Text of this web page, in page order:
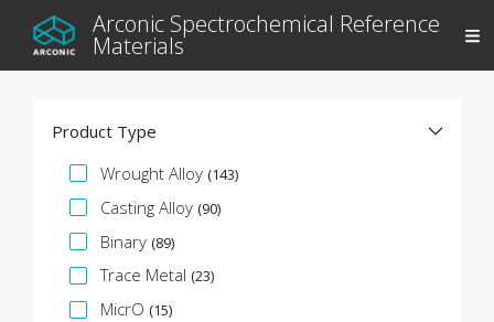
Arconic Spectrochemical Reference
Materials
Product Type
Spezifikationsfacette
Wrought Alloy (143)
Casting Alloy (90)
Binary (89)
Trace Metal (23)
MicrO (15)